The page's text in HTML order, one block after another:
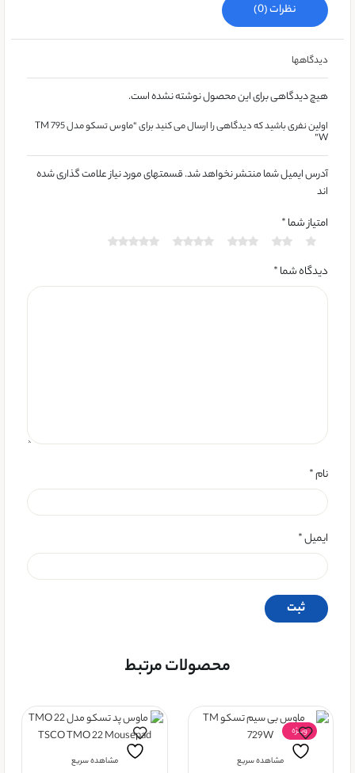
نظرات (0)
دیدگاهها
هیچ دیدگاهی برای این محصول نوشته نشده است.
اولین نفری باشید که دیدگاهی را ارسال می کنید برای “ماوس تسکو مدل TM 795
W”
آدرس ایمیل شما منتشر نخواهد شد. قسمتهای مورد نیاز علامت گذاری شده
اند
امتیاز شما*
دیدگاه شما*
نام*
ایمیل*
محصولات مرتبط
ویــژه
مشاهده سریع مشاهده سریع